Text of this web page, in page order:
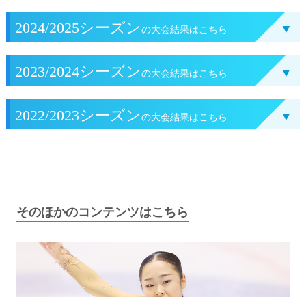
▼
2024/2025シーズン の大会結果はこちら
▼
2023/2024シーズン の大会結果はこちら
▼
2022/2023シーズン の大会結果はこちら
そのほかのコンテンツはこちら